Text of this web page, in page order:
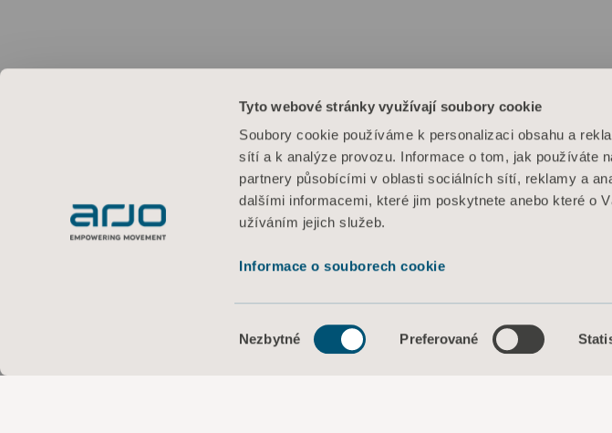
Tyto webové stránky využívají soubory cookie
Soubory cookie používáme k personalizaci obsahu a
sítí a k analýze provozu. Informace o tom, jak používáte
partnery působícími v oblasti sociálních sítí, reklamy a
dalšími informacemi, které jim poskytnete anebo které o
užíváním jejich služeb.
Informace o souborech cookie
souhlasu
Nezbytné Preferované